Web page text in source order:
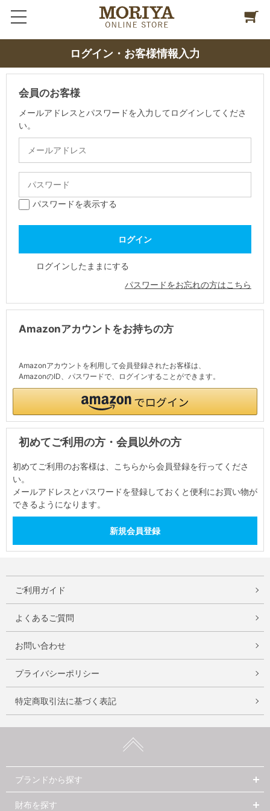
ログイン・お客様情報入力
会員のお客様
メールアドレスとパスワードを入力してログインしてくださ
い。
パスワードを表示する
ログインしたままにする
パスワードをお忘れの方はこちら
Amazonアカウントをお持ちの方
Amazonアカウントを利用して会員登録されたお客様は、
AmazonのID、パスワードで、ログインすることができます。
初めてご利用の方・会員以外の方
初めてご利用のお客様は、こちらから会員登録を行ってくださ
い。
メールアドレスとパスワードを登録しておくと便利にお買い物が
できるようになります。
ご利用ガイド
よくあるご質問
お問い合わせ
プライバシーポリシー
特定商取引法に基づく表記
ブランドから探す
財布を探す